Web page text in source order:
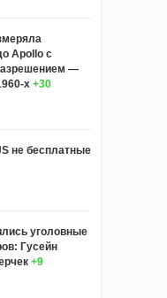
Apollo с
—
х +30
не бесплатные
уголовные
Гусейн
+9